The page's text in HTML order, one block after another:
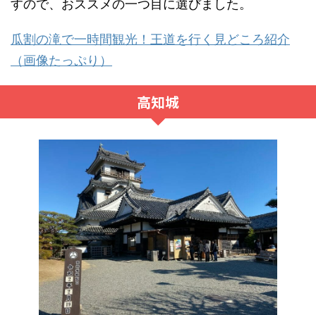
すので、おススメの一つ目に選びました。
瓜割の滝で一時間観光！王道を行く見どころ紹介
（画像たっぷり）
高知城